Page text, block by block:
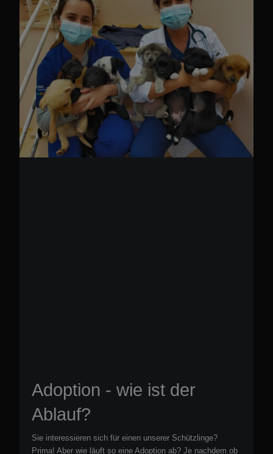
Adoption - wie ist der
Ablauf?
Sie interessieren sich für einen unserer Schützlinge?
Prima! Aber wie läuft so eine Adoption ab? Je nachdem ob